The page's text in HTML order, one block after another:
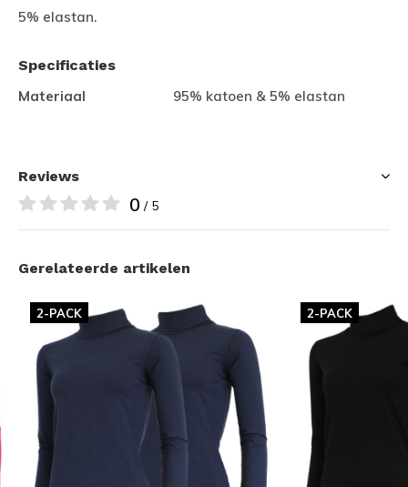
5% elastan.
Specificaties
Materiaal
95% katoen & 5% elastan
Reviews
0 / 5
Gerelateerde artikelen
2-PACK 2-PACK